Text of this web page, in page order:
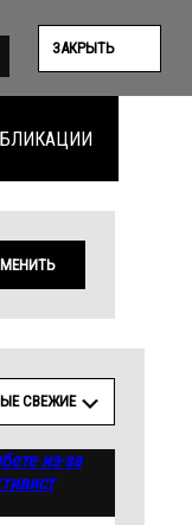
ЗАКРЫТЬ
СВЕЖИЕ